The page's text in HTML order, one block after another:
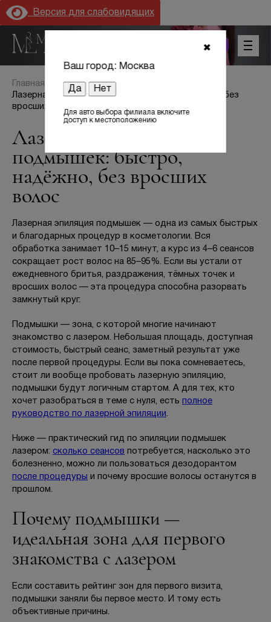
Версия для слабовидящих
Цены
Акции
Отзывы
Вопрос-ответ
Лицензии
Контакты
+7 (800) 301 17 54
Москва , Тверская
5,0
м. Трубная,
ул. Петровка, 26, стр. 3
ПРОЙТИ ТЕСТ
БЕСПЛАТНАЯ КОНСУЛЬТАЦИЯ
Главная
Блог
Лазерная эпиляция подмышек: быстро, надёжно, без
вросших волос
Лазерная эпиляция
подмышек: быстро,
надёжно, без вросших
волос
Лазерная эпиляция подмышек — одна из самых быстрых
и благодарных процедур в косметологии. Вся
обработка занимает 10–15 минут, а курс из 4–6 сеансов
сокращает рост волос на 85–95%. Если вы устали от
ежедневного бритья, раздражения, тёмных точек и
вросших волос — эта процедура способна разорвать
замкнутый круг.
Подмышки — зона, с которой многие начинают
знакомство с лазером. Небольшая площадь, доступная
стоимость, быстрый сеанс, заметный результат уже
после первой процедуры. Если вы пока сомневаетесь,
стоит ли вообще пробовать лазерную эпиляцию,
подмышки будут логичным стартом. А для тех, кто
хочет разобраться в теме с нуля, есть полное
руководство по лазерной эпиляции.
Ниже — практический гид по эпиляции подмышек
лазером: сколько сеансов потребуется, насколько это
болезненно, можно ли пользоваться дезодорантом
после процедуры и почему вросшие волосы останутся в
прошлом.
Почему подмышки —
идеальная зона для первого
знакомства с лазером
Если составить рейтинг зон для первого визита,
подмышки заняли бы первое место. И тому есть
объективные причины.
✖
Ваш город: Москва
Да Нет
Для авто выбора филиала включите
доступ к местоположению